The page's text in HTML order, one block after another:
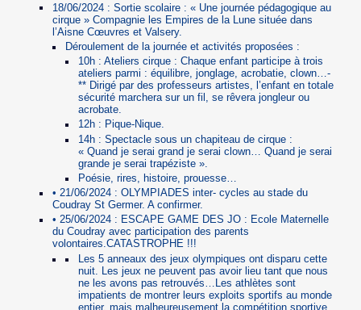
18/06/2024 : Sortie scolaire : « Une journée pédagogique au
cirque » Compagnie les Empires de la Lune située dans
l’Aisne Cœuvres et Valsery.
Déroulement de la journée et activités proposées :
10h : Ateliers cirque : Chaque enfant participe à trois
ateliers parmi : équilibre, jonglage, acrobatie, clown…-
** Dirigé par des professeurs artistes, l’enfant en totale
sécurité marchera sur un fil, se rêvera jongleur ou
acrobate.
12h : Pique-Nique.
14h : Spectacle sous un chapiteau de cirque :
« Quand je serai grand je serai clown… Quand je serai
grande je serai trapéziste ».
Poésie, rires, histoire, prouesse…
• 21/06/2024 : OLYMPIADES inter- cycles au stade du
Coudray St Germer. A confirmer.
• 25/06/2024 : ESCAPE GAME DES JO : Ecole Maternelle
du Coudray avec participation des parents
volontaires.CATASTROPHE !!!
Les 5 anneaux des jeux olympiques ont disparu cette
nuit. Les jeux ne peuvent pas avoir lieu tant que nous
ne les avons pas retrouvés…Les athlètes sont
impatients de montrer leurs exploits sportifs au monde
entier, mais malheureusement la compétition sportive